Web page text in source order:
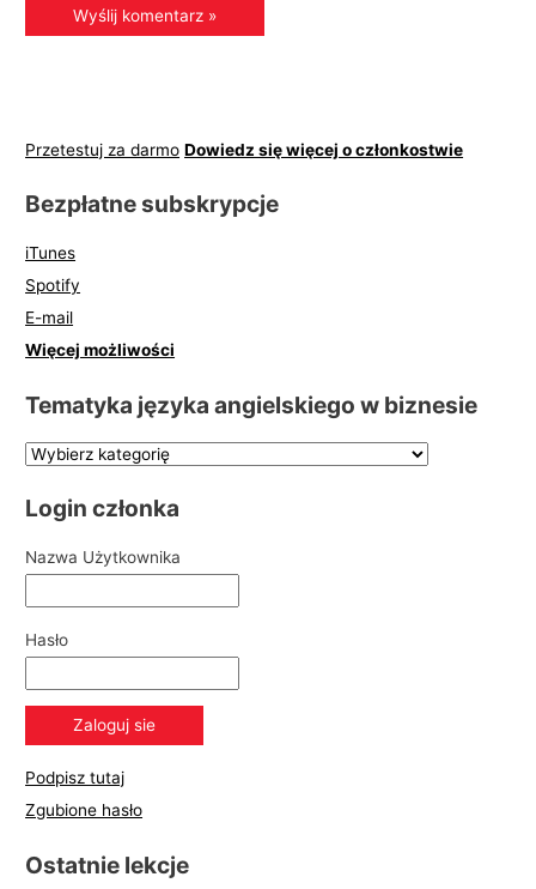
Przetestuj za darmo Dowiedz się więcej o członkostwie
Bezpłatne subskrypcje
iTunes
Spotify
E-mail
Więcej możliwości
Tematyka języka angielskiego w biznesie
Login członka
Nazwa Użytkownika
Hasło
Podpisz tutaj
Zgubione hasło
Ostatnie lekcje